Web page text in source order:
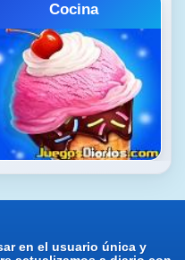
Disparos
en el usuario única y